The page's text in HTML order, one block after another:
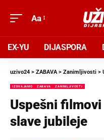
Aa
EX-YU DIJASPORA
uzivo24 > ZABAVA> Zanimljivosti >
IZDVAJAMO ZABAVA ZANIMLJIVOSTI
Uspešni
slave jubileje